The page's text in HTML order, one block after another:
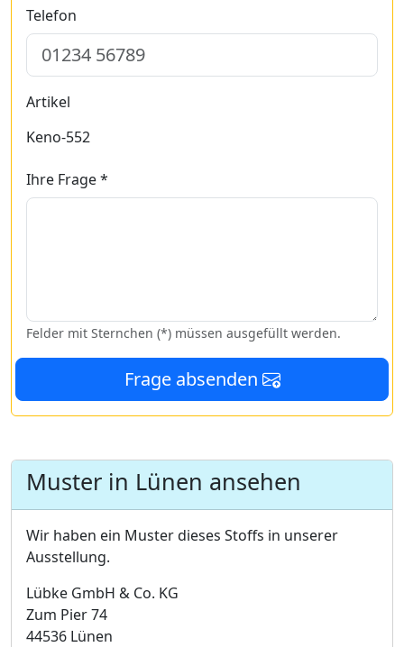
Telefon
Artikel
Keno-552
Ihre Frage *
Felder mit Sternchen (*) müssen ausgefüllt werden.
Frage absenden
Muster in Lünen ansehen
Wir haben ein Muster dieses Stoffs in unserer
Ausstellung.
Lübke GmbH & Co. KG
Zum Pier 74
44536 Lünen